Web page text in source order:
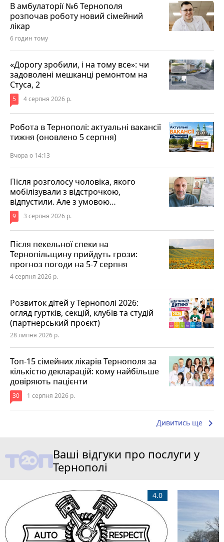
В амбулаторії №6 Тернополя
розпочав роботу новий сімейний
лікар
6 годин тому
«Дорогу зробили, і на тому все»: чи
задоволені мешканці ремонтом на
Стуса, 2
5 4 серпня 2026 р.
Робота в Тернополі: актуальні вакансії
тижня (оновлено 5 серпня)
Вчора о 14:13
Після розголосу чоловіка, якого
мобілізували з відстрочкою,
відпустили. Але з умовою…
9 3 серпня 2026 р.
Після пекельної спеки на
Тернопільщину прийдуть грози:
прогноз погоди на 5-7 серпня
4 серпня 2026 р.
Розвиток дітей у Тернополі 2026:
огляд гуртків, секцій, клубів та студій
(партнерський проєкт)
28 липня 2026 р.
Топ-15 сімейних лікарів Тернополя за
кількістю декларацій: кому найбільше
довіряють пацієнти
30 1 серпня 2026 р.
Дивитись ще keyboard_arrow_right
Ваші відгуки про послуги у
Тернополі
4.0